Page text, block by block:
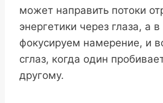
может направить потоки
энергетики через глаза, а
фокусируем намерение, и
сглаз, когда один
другому.